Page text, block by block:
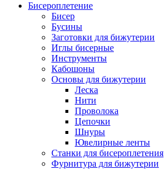
Бисероплетение
Бисер
Бусины
Заготовки для бижутерии
Иглы бисерные
Инструменты
Кабошоны
Основы для бижутерии
Леска
Нити
Проволока
Цепочки
Шнуры
Ювелирные ленты
Станки для бисероплетения
Фурнитура для бижутерии